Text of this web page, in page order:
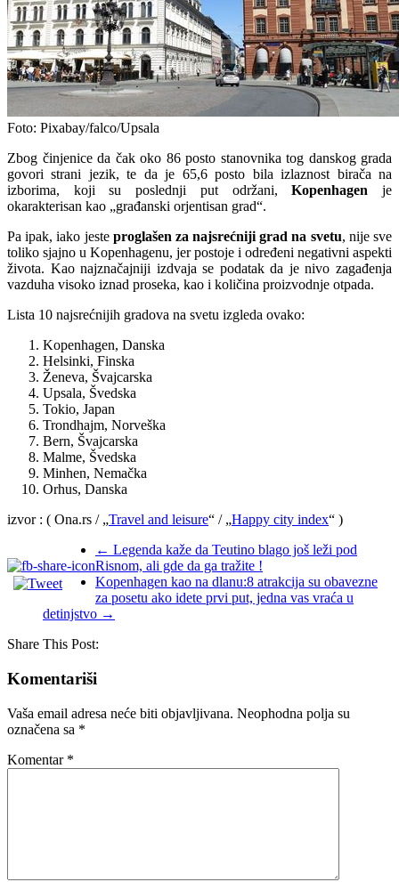
Foto: Pixabay/falco/Upsala
Zbog činjenice da čak oko 86 posto stanovnika tog danskog grada
govori strani jezik, te da je 65,6 posto bila izlaznost birača na
izborima, koji su poslednji put održani,Kopenhagen je
okarakterisan kao „građanski orjentisan grad“.
Pa ipak, iako jeste proglašen za najsrećniji grad na svetu, nije sve
toliko sjajno u Kopenhagenu, jer postoje i određeni negativni aspekti
života. Kao najznačajniji izdvaja se podatak da je nivo zagađenja
vazduha visoko iznad proseka, kao i količina proizvodnje otpada.
Lista 10 najsrećnijih gradova na svetu izgleda ovako:
Kopenhagen, Danska
Helsinki, Finska
Ženeva, Švajcarska
Upsala, Švedska
Tokio, Japan
Trondhajm, Norveška
Bern, Švajcarska
Malme, Švedska
Minhen, Nemačka
Orhus, Danska
izvor : ( Ona.rs / „Travel and leisure“ / „Happy city index“ )
← Legenda kaže da Teutino blago još leži pod
Risnom, ali gde da ga tražite !
Kopenhagen kao na dlanu:8 atrakcija su obavezne
za posetu ako idete prvi put, jedna vas vraća u
detinjstvo →
Share This Post:
Komentariši
Vaša email adresa neće biti objavljivana. Neophodna polja su
označena sa *
Komentar *